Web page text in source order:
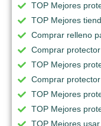
TOP Mejores
TOP Mejores
Comprar relleno
Comprar
TOP Mejores
Comprar
TOP Mejores
TOP Mejores
TOP Mejores